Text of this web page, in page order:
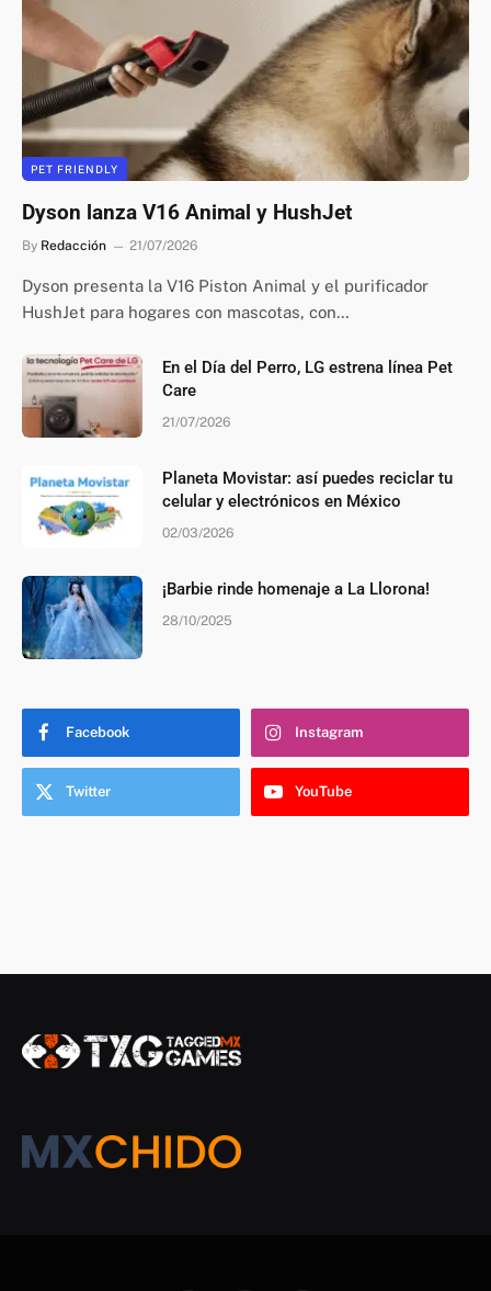
PET FRIENDLY
Dyson lanza V16 Animal y HushJet
By Redacción 21/07/2026
Dyson presenta la V16 Piston Animal y el purificador
HushJet para hogares con mascotas, con…
En el Día del Perro, LG estrena línea Pet
Care
21/07/2026
Planeta Movistar: así puedes reciclar tu
celular y electrónicos en México
02/03/2026
¡Barbie rinde homenaje a La Llorona!
28/10/2025
Facebook Instagram
Twitter YouTube